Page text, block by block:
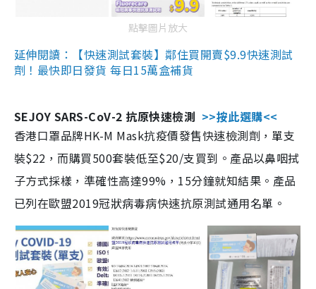
點擊圖片放大
延伸閱讀：【快速測試套裝】鄰住買開賣$9.9快速測試
劑！最快即日發貨 每日15萬盒補貨
SEJOY SARS-CoV-2 抗原快速檢測 >>按此選購<<
香港口罩品牌HK-M Mask抗疫價發售快速檢測劑，單支
裝$22，而購買500套裝低至$20/支買到。產品以鼻咽拭
子方式採樣，準確性高達99%，15分鐘就知結果。產品
已列在歐盟2019冠狀病毒病快速抗原測試通用名單。